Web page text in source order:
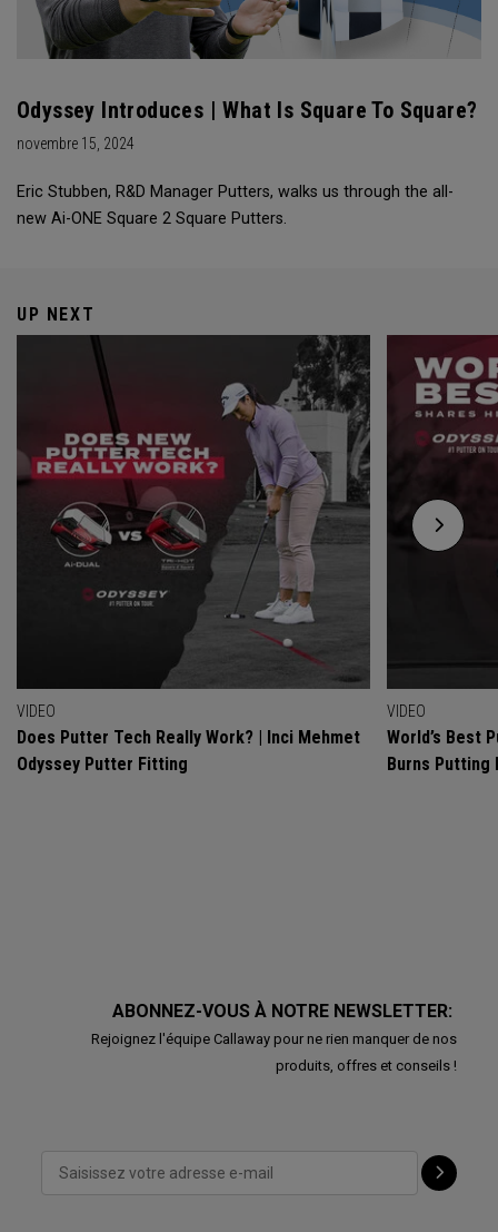
Odyssey Introduces | What Is Square To Square?
novembre 15, 2024
Eric Stubben, R&D Manager Putters, walks us through the all-
new Ai-ONE Square 2 Square Putters.
UP NEXT
VIDEO
Does Putter Tech Really Work? | Inci Mehmet
Odyssey Putter Fitting
VIDEO
World’s Best
Burns Putting
ABONNEZ-VOUS À NOTRE NEWSLETTER:
Rejoignez l'équipe Callaway pour ne rien manquer de nos
produits, offres et conseils !